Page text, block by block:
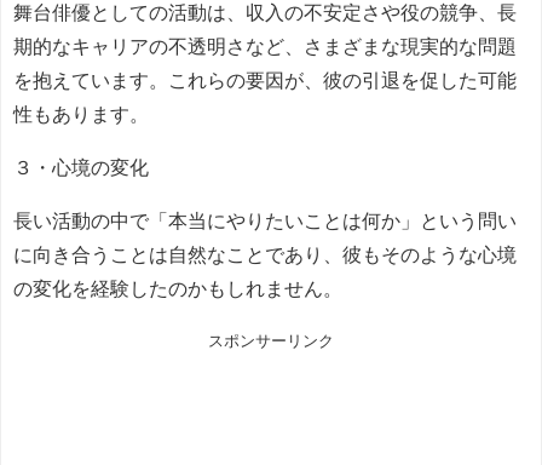
舞台俳優としての活動は、収入の不安定さや役の競争、長
期的なキャリアの不透明さなど、さまざまな現実的な問題
を抱えています。これらの要因が、彼の引退を促した可能
性もあります。
３・心境の変化
長い活動の中で「本当にやりたいことは何か」という問い
に向き合うことは自然なことであり、彼もそのような心境
の変化を経験したのかもしれません。
スポンサーリンク